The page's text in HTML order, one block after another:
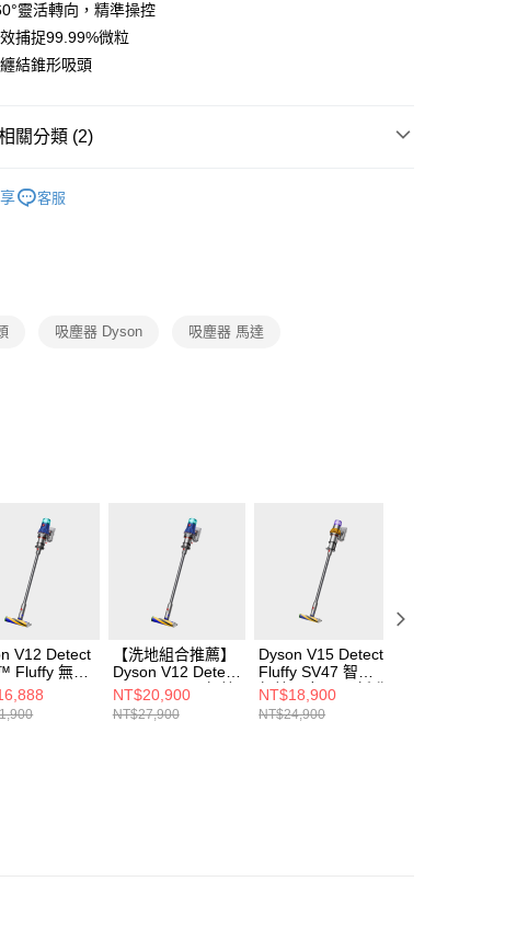
新國際商業銀行
灣樂天信用卡公司
款靈活轉向，精準操控
捕捉99.99%微粒
結錐形吸頭
關分類 (2)
客服
吸塵器 Dyson 吸塵器 馬達
V12 Detect
Fluffy 無線
【洗地組合推薦】
Dyson V12 Detect
Slim™ Fluffy 無線
吸塵器 送專用收納
架+洗地頭
NT$20,900
NT$27,900
Dyson V15 Detect
Fluffy SV47 智慧
無線吸塵器(全新升
級 大容量集塵)
NT$18,900
NT$24,900